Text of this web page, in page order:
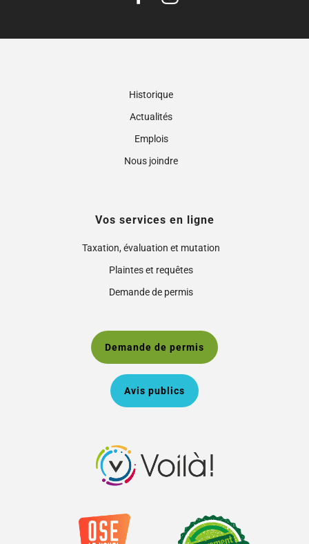
Historique
Actualités
Emplois
Nous joindre
Vos services en ligne
Taxation, évaluation et mutation
Plaintes et requêtes
Demande de permis
Demande de permis
Avis publics